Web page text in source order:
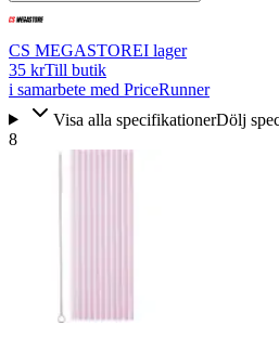
CS MEGASTOREI lager
35 krTill butik
i samarbete med PriceRunner
Visa alla specifikationerDölj
8